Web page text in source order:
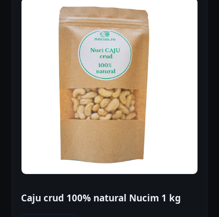
Caju crud 100% natural Nucim 1 kg